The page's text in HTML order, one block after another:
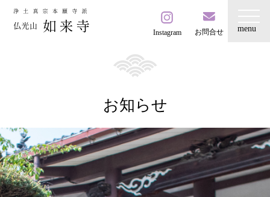
Instagram お問合せ
お知らせ